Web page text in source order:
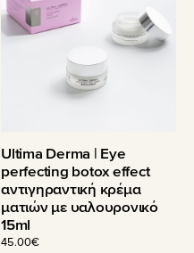
Ultima Derma | Eye
perfecting botox effect
αντιγηραντική κρέμα
ματιών με υαλουρονικό
15ml
45.00€